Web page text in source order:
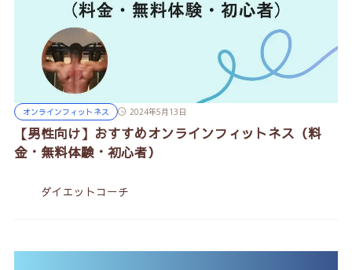
オンラインフィットネス 2024年5月13日
【男性向け】おすすめオンラインフィットネス（料
金・無料体験・初心者）
ダイエットコーチ